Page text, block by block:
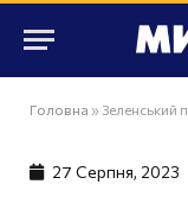
Головна » Зеленський про
27 Серпня, 2023